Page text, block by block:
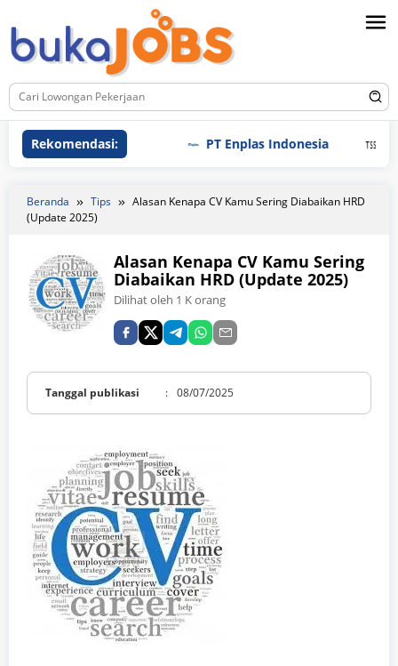
ke
konten
Rekomendasi: PT Enplas Indonesia PT
Beranda Tips
Alasan Kenapa CV Kamu Sering Diabaikan HRD
(Update 2025)
Alasan Kenapa CV Kamu Sering
Diabaikan HRD (Update 2025)
Dilihat oleh 1 K orang
Tanggal publikasi : 08/07/2025